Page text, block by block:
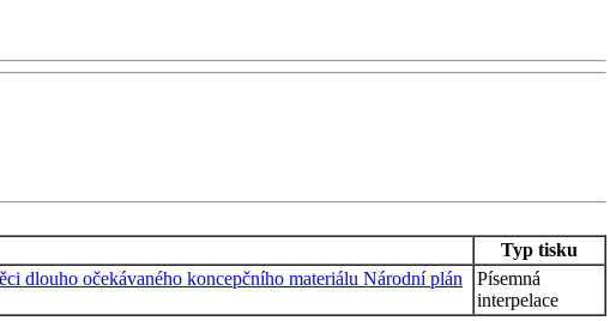
Typ tisku
dlouho očekávaného koncepčního materiálu Národní plán
Písemná
interpelace